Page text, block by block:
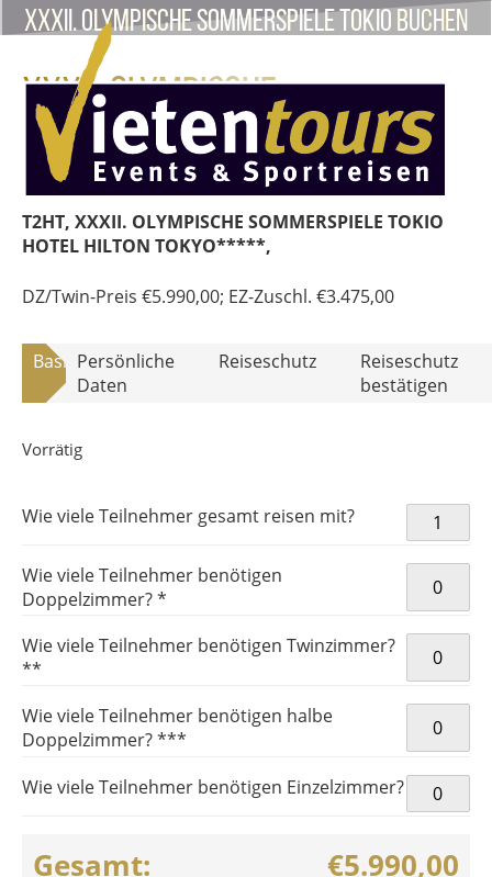
XXXII. OLYMPISCHE SOMMERSPIELE TOKIO buchen
XXXII. OLYMPISCHE
SOMMERSPIELE TOKIO (T2HT)
T2HT, XXXII. OLYMPISCHE SOMMERSPIELE TOKIO
HOTEL HILTON TOKYO*****,
DZ/Twin-Preis €5.990,00; EZ-Zuschl. €3.475,00
BasisdatenPersönliche
Daten
Reiseschutz
Reiseschutz
bestätigen
Vorrätig
Wie viele Teilnehmer gesamt reisen mit?
XXXII.
TOKIO
Menge
Wie viele Teilnehmer benötigen
Doppelzimmer? *
Wie viele Teilnehmer benötigen Twinzimmer?
**
Wie viele Teilnehmer benötigen halbe
Doppelzimmer? ***
Wie viele Teilnehmer benötigen Einzelzimmer?
Gesamt: €5.990,00